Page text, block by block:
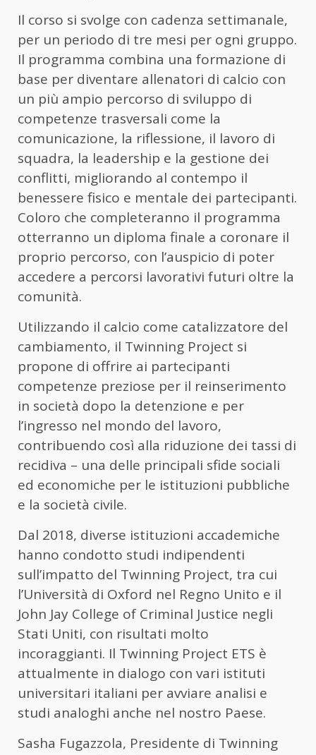
Il corso si svolge con cadenza settimanale,
per un periodo di tre mesi per ogni gruppo.
Il programma combina una formazione di
base per diventare allenatori di calcio con
un più ampio percorso di sviluppo di
competenze trasversali come la
comunicazione, la riflessione, il lavoro di
squadra, la leadership e la gestione dei
conflitti, migliorando al contempo il
benessere fisico e mentale dei partecipanti.
Coloro che completeranno il programma
otterranno un diploma finale a coronare il
proprio percorso, con l’auspicio di poter
accedere a percorsi lavorativi futuri oltre la
comunità.
Utilizzando il calcio come catalizzatore del
cambiamento, il Twinning Project si
propone di offrire ai partecipanti
competenze preziose per il reinserimento
in società dopo la detenzione e per
l’ingresso nel mondo del lavoro,
contribuendo così alla riduzione dei tassi di
recidiva – una delle principali sfide sociali
ed economiche per le istituzioni pubbliche
e la società civile.
Dal 2018, diverse istituzioni accademiche
hanno condotto studi indipendenti
sull’impatto del Twinning Project, tra cui
l’Università di Oxford nel Regno Unito e il
John Jay College of Criminal Justice negli
Stati Uniti, con risultati molto
incoraggianti. Il Twinning Project ETS è
attualmente in dialogo con vari istituti
universitari italiani per avviare analisi e
studi analoghi anche nel nostro Paese.
Sasha Fugazzola, Presidente di Twinning